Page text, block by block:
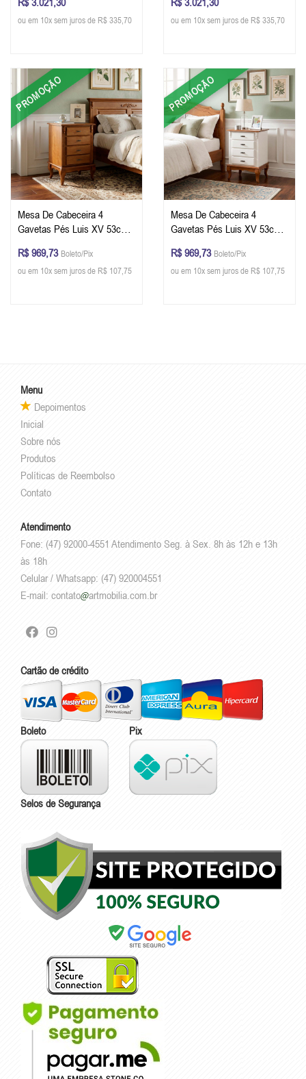
Musgo
ou em 10x sem juros de R$ 335,70
x P) - Cor Imbuia Glazer -
Cinza Escuro
ou em 10x sem juros de R$ 335,70
PROMOÇÃO
Mesa De Cabeceira 4
Gavetas Pés Luis XV 53cm
R$ 969,73 Boleto/Pix
ou em 10x sem juros de R$ 107,75
PROMOÇÃO
Mesa De Cabeceira 4
Gavetas Pés Luis XV 53cm
R$ 969,73 Boleto/Pix
ou em 10x sem juros de R$ 107,75
Menu
Depoimentos
Inicial
Sobre nós
Produtos
Políticas de Reembolso
Contato
Atendimento
Fone: (47) 92000-4551 Atendimento Seg. à Sex. 8h às 12h e 13h
às 18h
Celular / Whatsapp: (47) 920004551
E-mail: contato artmobilia.com.br
Cartão de crédito
Boleto Pix
Selos de Segurança